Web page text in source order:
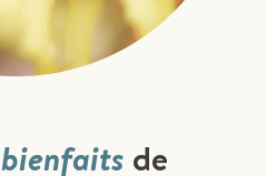
bienfaits de